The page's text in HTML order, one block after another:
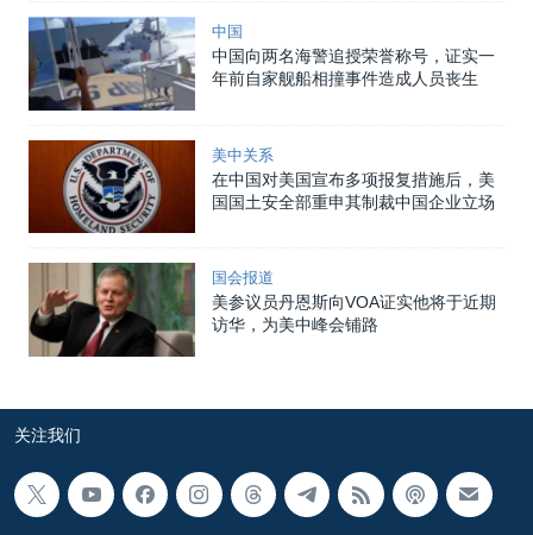
中国
中国向两名海警追授荣誉称号，证实一
年前自家舰船相撞事件造成人员丧生
美中关系
在中国对美国宣布多项报复措施后，美
国国土安全部重申其制裁中国企业立场
国会报道
美参议员丹恩斯向VOA证实他将于近期
访华，为美中峰会铺路
关注我们